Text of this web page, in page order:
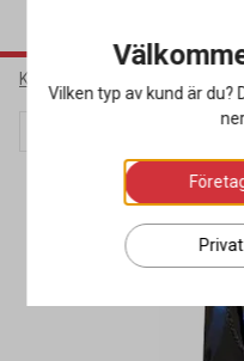
Kök & Servering
Vilken typ av kund är du?